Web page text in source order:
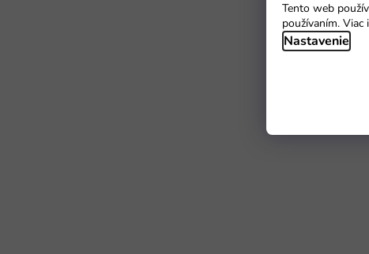
Tento web
používaním. Viac
Nastavenie